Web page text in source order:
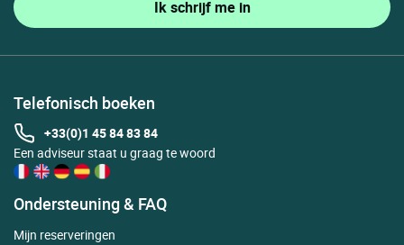
Telefonisch boeken
+33(0)1 45 84 83 84
Een adviseur staat u graag te woord
Ondersteuning & FAQ
Mijn reserveringen